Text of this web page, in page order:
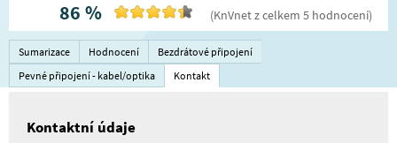
86 % (KnVnetz celkem 5 hodnocení)
Sumarizace Hodnocení
Bezdrátové připojení
Pevné připojení - kabel/optika
Kontakt
Kontaktní údaje